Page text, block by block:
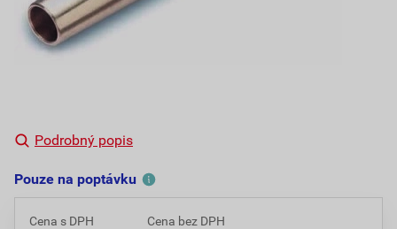
Podrobný popis
Pouze na poptávku
Cena s DPH Cena bez DPH